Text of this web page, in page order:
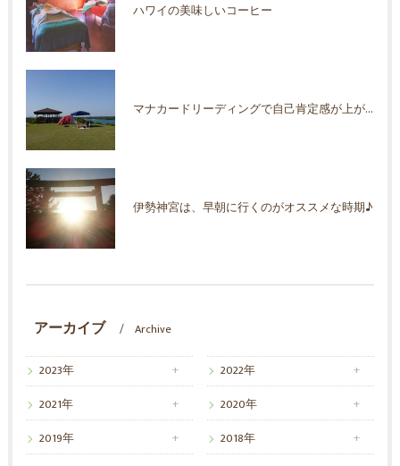
ハワイの美味しいコーヒー
マナカードリーディングで自己肯定感が上がった！
伊勢神宮は、早朝に行くのがオススメな時期♪
アーカイブ Archive
2023年
2022年
2021年
2020年
2019年
2018年